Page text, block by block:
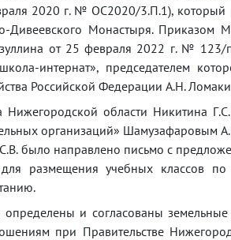
2020 г. № ОС­2020/3.П.1),
Дивеевского Монастыря. Приказом
от 25 февраля 2022 г. № 123/
интернат», председателем
Российской Федерации А.Н.
Нижегородской области Никитина
организаций» Шамузафаровым
было направлено письмо с
размещения учебных классов
и согласованы
при Правительстве